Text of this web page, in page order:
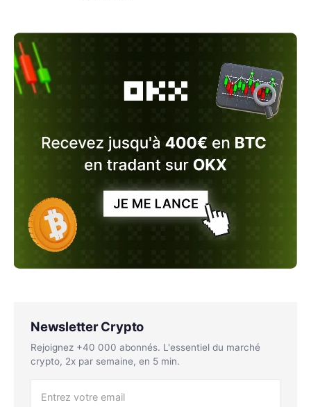
Newsletter Crypto
Rejoignez +40 000 abonnés. L'essentiel du marché
crypto, 2x par semaine, en 5 min.